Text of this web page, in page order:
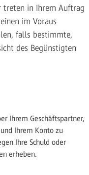
treten in Ihrem Auftrag
im Voraus
falls bestimmte,
des Begünstigten
Ihrem Geschäftspartner,
Ihrem Konto zu
Ihre Schuld oder
erheben.